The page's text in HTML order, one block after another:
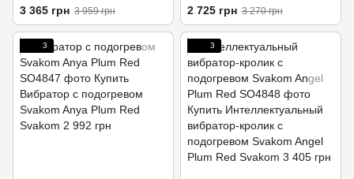
пульт ДУ Svakom Primo
Black
3 365 грн 3 959 грн
2 725 грн 3 270 грн
3 3